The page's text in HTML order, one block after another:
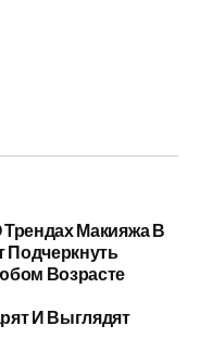
Макияжа В
Подчеркнуть
Возрасте
И Выглядят